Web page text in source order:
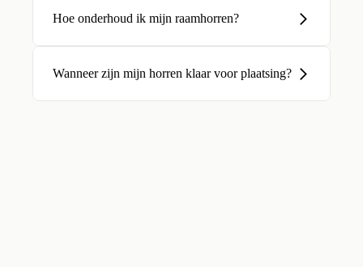
Hoe onderhoud ik mijn raamhorren?
Wanneer zijn mijn horren klaar voor plaatsing?